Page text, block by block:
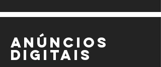
anúncios
digitais